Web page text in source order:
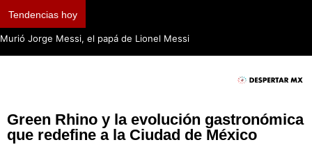
Tendencias hoy
Murió Jorge Messi, el papá de Lionel Messi
Green Rhino y la evolución gastronómica
que redefine a la Ciudad de México